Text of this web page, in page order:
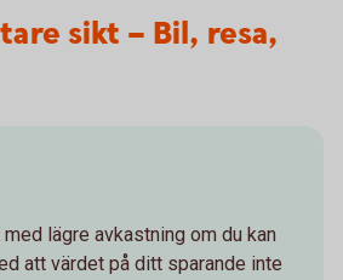
sikt – Bil, resa,
lägre avkastning om du kan
att värdet på ditt sparande inte